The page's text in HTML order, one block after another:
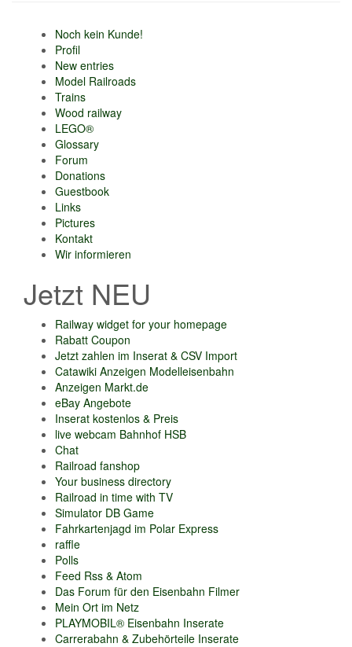
Noch kein Kunde!
Profil
New entries
Model Railroads
Trains
Wood railway
LEGO®
Glossary
Forum
Donations
Guestbook
Links
Pictures
Kontakt
Wir informieren
Jetzt NEU
Railway widget for your homepage
Rabatt Coupon
Jetzt zahlen im Inserat & CSV Import
Catawiki Anzeigen Modelleisenbahn
Anzeigen Markt.de
eBay Angebote
Inserat kostenlos & Preis
live webcam Bahnhof HSB
Chat
Railroad fanshop
Your business directory
Railroad in time with TV
Simulator DB Game
Fahrkartenjagd im Polar Express
raffle
Polls
Feed Rss & Atom
Das Forum für den Eisenbahn Filmer
Mein Ort im Netz
PLAYMOBIL® Eisenbahn Inserate
Carrerabahn & Zubehörteile Inserate